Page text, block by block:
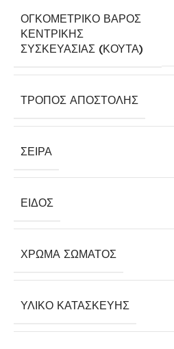
ΟΓΚΟΜΕΤΡΙΚΌ ΒΆΡΟΣ
ΚΕΝΤΡΙΚΉΣ
ΣΥΣΚΕΥΑΣΊΑΣ (ΚΟΎΤΑ)
ΤΡΌΠΟΣ ΑΠΟΣΤΟΛΉΣ
ΣΕΙΡΆ
ΕΊΔΟΣ
ΧΡΏΜΑ ΣΏΜΑΤΟΣ
ΥΛΙΚΌ ΚΑΤΑΣΚΕΥΉΣ